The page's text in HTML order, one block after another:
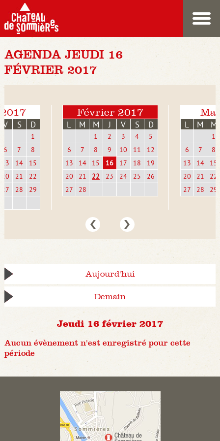
AGENDA JEUDI 16
FÉVRIER 2017
V S D
1
6
7
8
13
14
15
20
21
22
27
28 29
Février 2017
L M M J V S D
1 2 3 4
5
6
7 8 9 10 11
12
13
14 15 16 17 18
19
20
21 22 23 24 25
26
27
28
L M M
1
6
7
8
13
14
15
20
21
22
27
28 29
Aujourd'hui
Demain
Jeudi 16 février 2017
Aucun évènement n'est enregistré pour cette
période